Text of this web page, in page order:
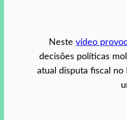
Neste vídeo
decisões políticas
atual disputa fiscal